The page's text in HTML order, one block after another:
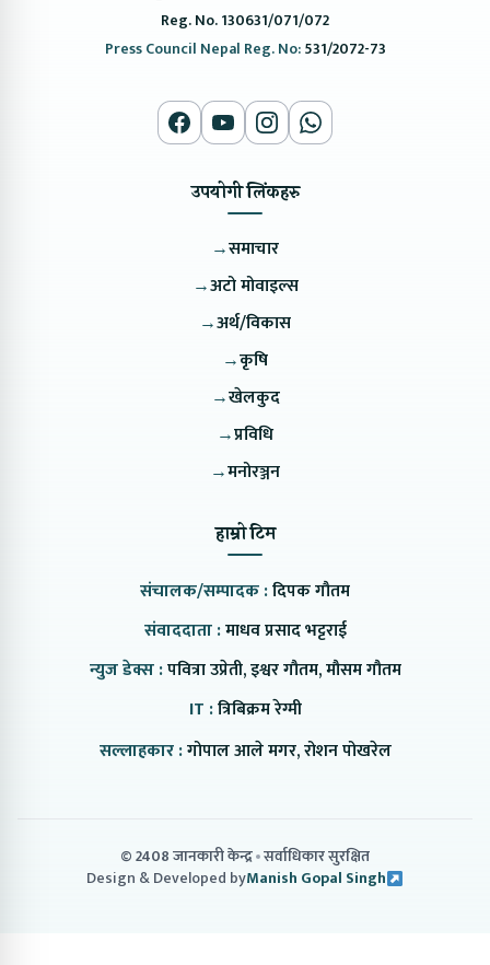
Reg. No. 130631/071/072
Press Council Nepal Reg. No:531/2072-73
उपयोगी लिंकहरु
→समाचार
→अटो मोवाइल्स
→अर्थ/विकास
→कृषि
→खेलकुद
→प्रविधि
→मनोरञ्जन
हाम्रो टिम
संचालक/सम्पादक :दिपक गौतम
संवाददाता :माधव प्रसाद भट्टराई
न्युज डेक्स :पवित्रा उप्रेती, इश्वर गौतम, मौसम गौतम
IT :त्रिबिक्रम रेग्मी
सल्लाहकार :गोपाल आले मगर, रोशन पोखरेल
© 2408 जानकारी केन्द्र सर्वाधिकार सुरक्षित
Design & Developed byManish Gopal Singh